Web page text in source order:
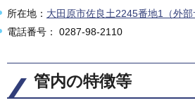
所在地： 大田原市佐良土2245番地1（外部
電話番号： 0287-98-2110
管内の特徴等